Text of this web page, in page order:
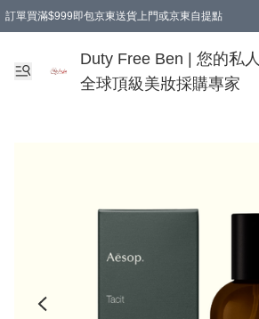
訂單買滿$999即包京東送貨上門或京東自提點
Duty Free Ben | 您的私人
全球頂級美妝採購專家